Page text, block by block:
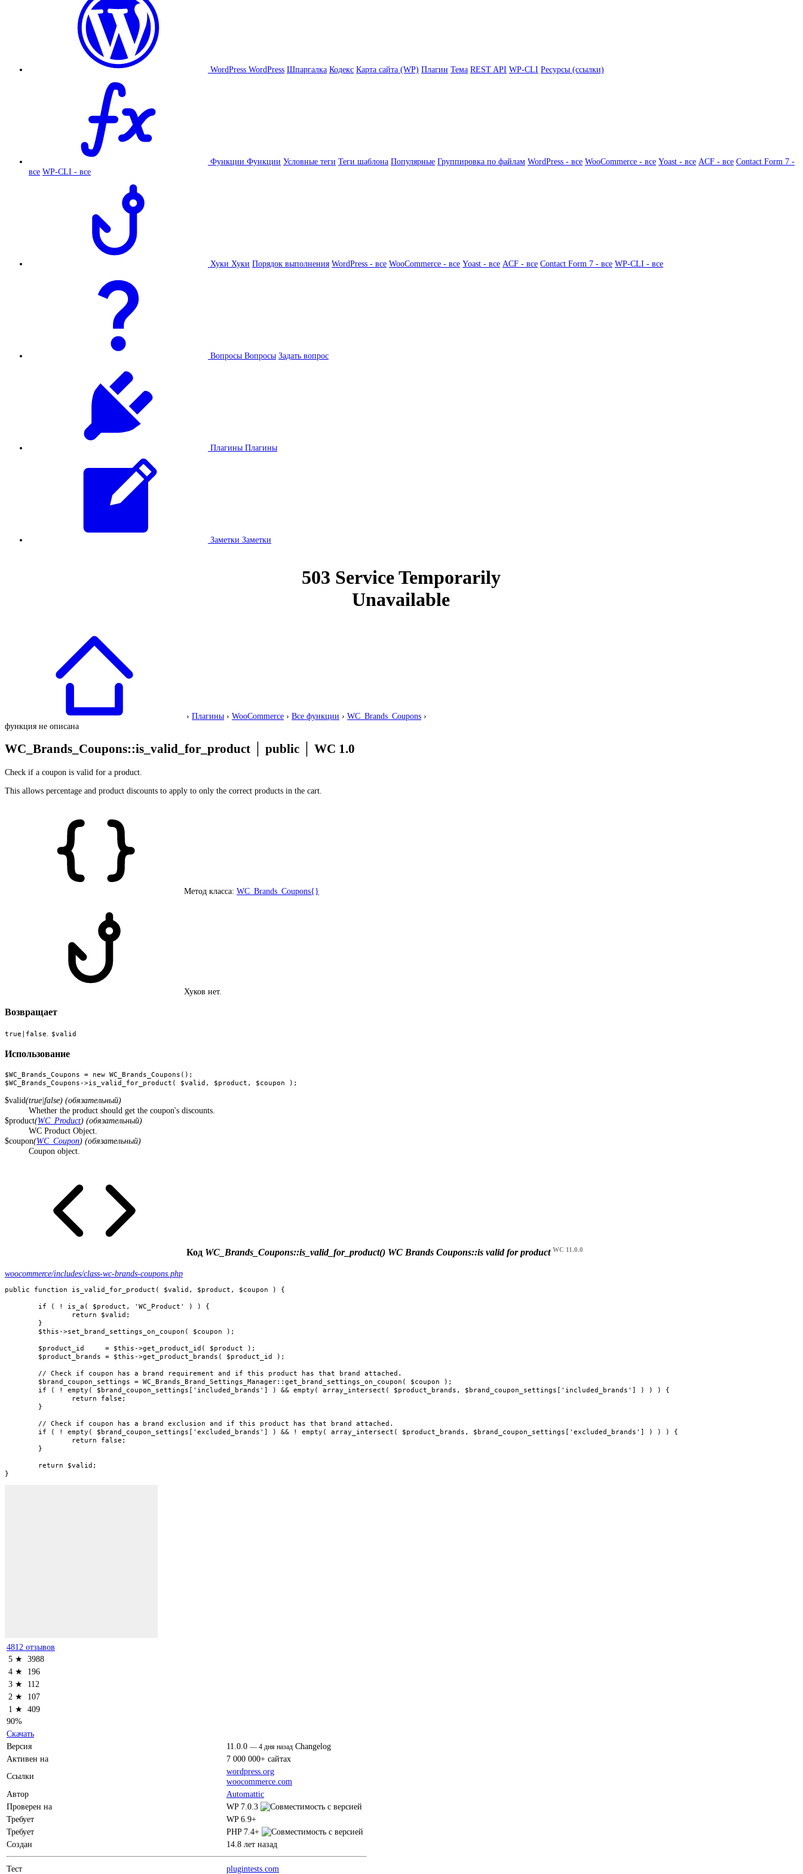
WordPress WordPress Шпаргалка Кодекс Карта сайта (WP) Плагин Тема REST API WP-CLI Ресурсы (ссылки)
Функции Функции Условные теги Теги шаблона Популярные Группировка по файлам WordPress - все WooCommerce - все Yoast - все ACF - все Contact Form 7 -
все WP-CLI - все
Хуки Хуки Порядок выполнения WordPress - все WooCommerce - все Yoast - все ACF - все Contact Form 7 - все WP-CLI - все
Вопросы Вопросы Задать вопрос
Плагины Плагины
Заметки Заметки
› Плагины › WooCommerce › Все функции › WC_Brands_Coupons ›
функция не описана
WC_Brands_Coupons::is_valid_for_product public WC 1.0
Check if a coupon is valid for a product.
This allows percentage and product discounts to apply to only the correct products in the cart.
Метод класса: WC_Brands_Coupons{}
Хуков нет.
Возвращает
true|false $valid
Использование
$WC_Brands_Coupons = new WC_Brands_Coupons();
$WC_Brands_Coupons->is_valid_for_product( $valid, $product, $coupon );
$valid(true|false) (обязательный)
Whether the product should get the coupon's discounts.
$product(WC_Product) (обязательный)
WC Product Object.
$coupon(WC_Coupon) (обязательный)
Coupon object.
Код WC_Brands_Coupons::is_valid_for_product() WC Brands Coupons::is valid for product WC 11.0.0
woocommerce/includes/class-wc-brands-coupons.php
public function is_valid_for_product( $valid, $product, $coupon ) {
}
4812 отзывов
5 ★ 3988
4 ★
196
3 ★
112
2 ★
107
1 ★ 409
90%
Скачать
Версия
11.0.0 — 4 дня назад Changelog
Активен на
7 000 000+ сайтах
Ссылки
wordpress.org
woocommerce.com
Автор
Automattic
Проверен на
WP 7.0.3
Требует
WP 6.9+
Требует
PHP 7.4+
Создан
14.8 лет назад
Тест plugintests.com